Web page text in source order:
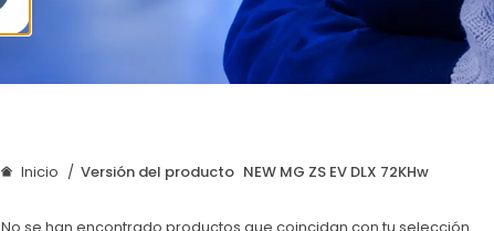
Inicio Versión del producto NEW MG ZS EV DLX 72KHw